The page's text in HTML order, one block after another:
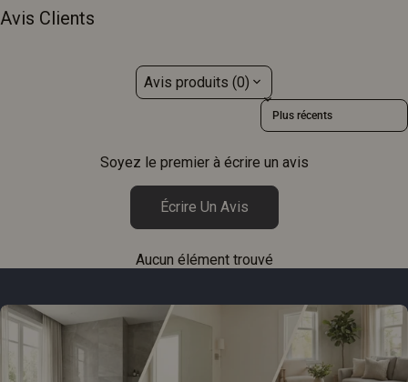
Avis Clients
Avis produits (0)
Sort reviews by
Soyez le premier à écrire un avis
Écrire Un Avis
Aucun élément trouvé